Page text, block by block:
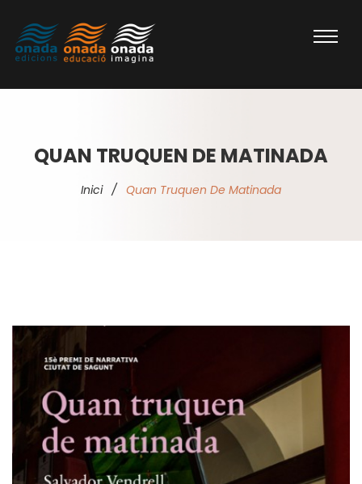
QUAN TRUQUEN DE MATINADA
Inici / Quan Truquen De Matinada